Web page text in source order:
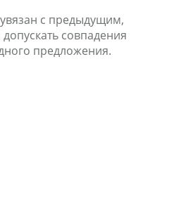
с предыдущим,
совпадения
предложения.